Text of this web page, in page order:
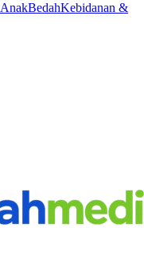
AnakBedahKebidanan &